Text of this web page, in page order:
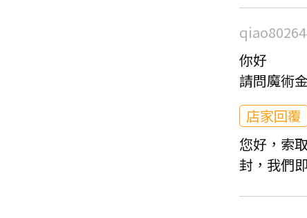
你好
請問魔術
店家回覆
您好，索
封，我們